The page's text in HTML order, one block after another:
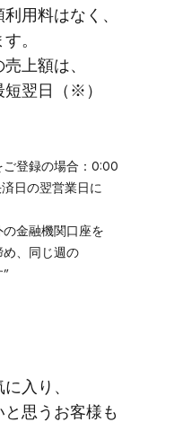
用料は​なく、​
。​
上額は、​
翌日​（※）​
登録の​場合：0:00
日の​翌営業日に​
金融機関口座を​
め、​同じ週の​
入り、​
思う​お客様も​